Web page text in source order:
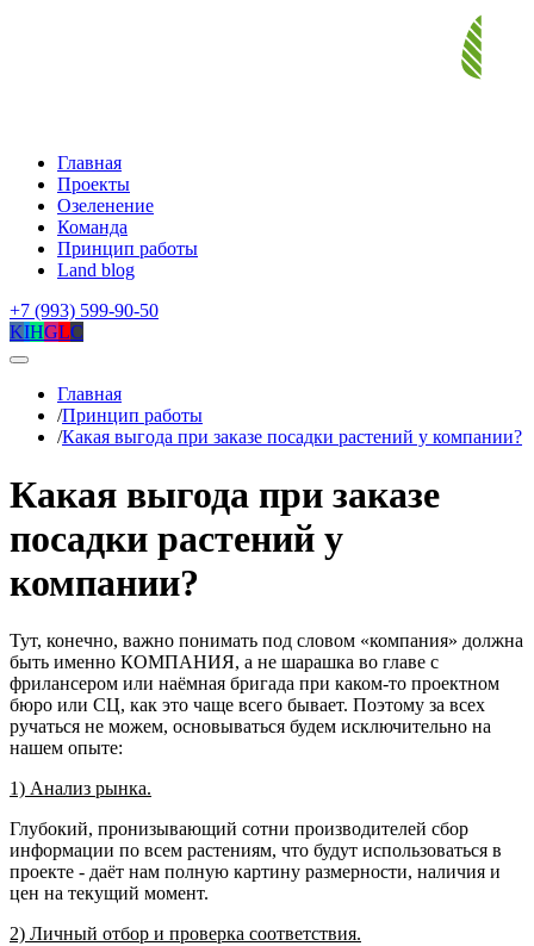
Главная
Проекты
Озеленение
Команда
Принцип работы
Land blog
+7 (993) 599-90-50
KIHGLC
Главная
/Принцип работы
/Какая выгода при заказе посадки растений у компании?
Какая выгода при заказе
посадки растений у
компании?
Тут, конечно, важно понимать под словом «компания» должна
быть именно КОМПАНИЯ, а не шарашка во главе с
фрилансером или наёмная бригада при каком-то проектном
бюро или СЦ, как это чаще всего бывает. Поэтому за всех
ручаться не можем, основываться будем исключительно на
нашем опыте:
1) Анализ рынка.
Глубокий, пронизывающий сотни производителей сбор
информации по всем растениям, что будут использоваться в
проекте - даёт нам полную картину размерности, наличия и
цен на текущий момент.
2) Личный отбор и проверка соответствия.